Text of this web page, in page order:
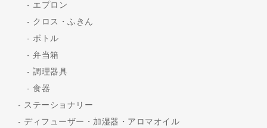
エプロン
クロス・ふきん
ボトル
弁当箱
調理器具
食器
ステーショナリー
ディフューザー・加湿器・アロマオイル